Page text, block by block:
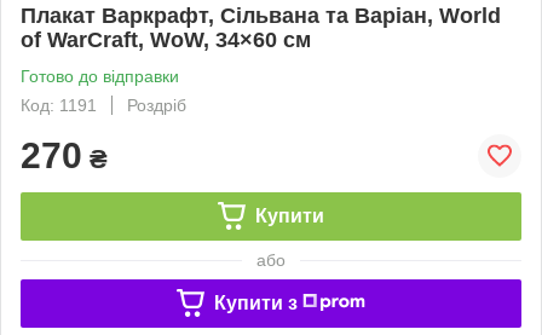
Плакат Варкрафт, Сільвана та Варіан, World
of WarCraft, WoW, 34×60 см
Готово до відправки
Код: 1191
Роздріб
270 ₴
Купити
або
Купити з